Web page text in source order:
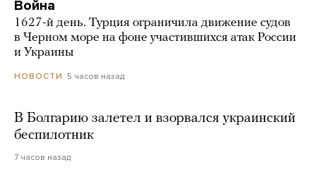
Война
1627-й день. Турция ограничила движение судов
в Черном море на фоне участившихся атак России
и Украины
НОВОСТИ 5 часов назад
В Болгарию залетел и взорвался украинский
беспилотник
7 часов назад